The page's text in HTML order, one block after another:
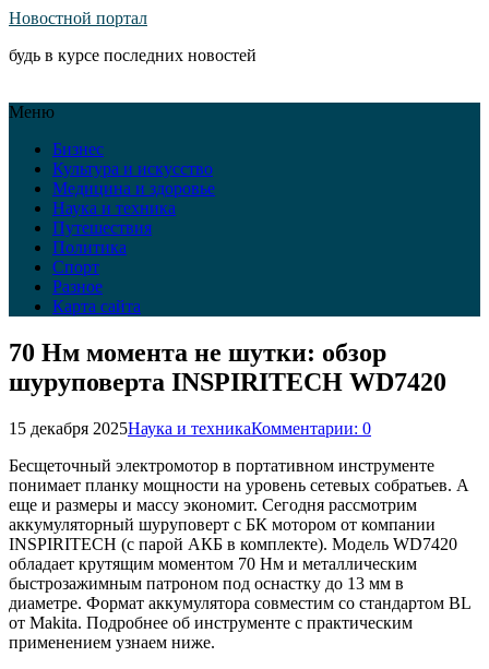
Новостной портал
будь в курсе последних новостей
Меню
Бизнес
Культура и искусство
Медицина и здоровье
Наука и техника
Путешествия
Политика
Спорт
Разное
Карта сайта
70 Нм момента не шутки: обзор
шуруповерта INSPIRITECH WD7420
15 декабря 2025Наука и техникаКомментарии: 0
Бесщеточный электромотор в портативном инструменте
понимает планку мощности на уровень сетевых собратьев. А
еще и размеры и массу экономит. Сегодня рассмотрим
аккумуляторный шуруповерт с БК мотором от компании
INSPIRITECH (с парой АКБ в комплекте). Модель WD7420
обладает крутящим моментом 70 Нм и металлическим
быстрозажимным патроном под оснастку до 13 мм в
диаметре. Формат аккумулятора совместим со стандартом BL
от Makita. Подробнее об инструменте с практическим
применением узнаем ниже.